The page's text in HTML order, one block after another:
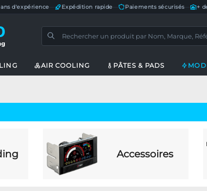
d'expérience Expédition rapide Paiements sécurisés— +
AIR COOLING PÂTES & PADS
Accessoires